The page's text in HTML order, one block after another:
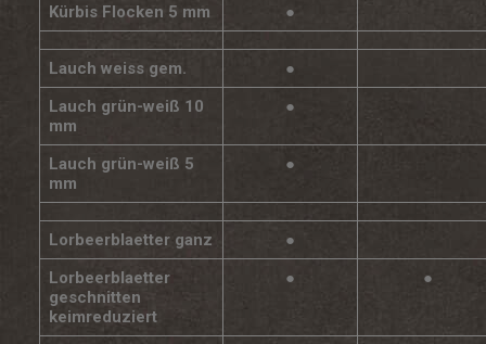
Kürbis Flocken 5 mm ●
Lauch weiss gem.
●
Lauch grün-weiß 10
mm
●
Lauch grün-weiß 5
mm
●
Lorbeerblaetter ganz
●
Lorbeerblaetter
geschnitten
keimreduziert
● ●